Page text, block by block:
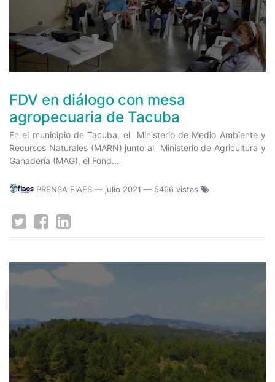
FDV en diálogo con mesa
agropecuaria de Tacuba
En el municipio de Tacuba, el Ministerio de Medio Ambiente y
Recursos Naturales (MARN) junto al Ministerio de Agricultura y
Ganadería (MAG), el Fond...
PRENSA FIAES — julio 2021 — 5466 vistas